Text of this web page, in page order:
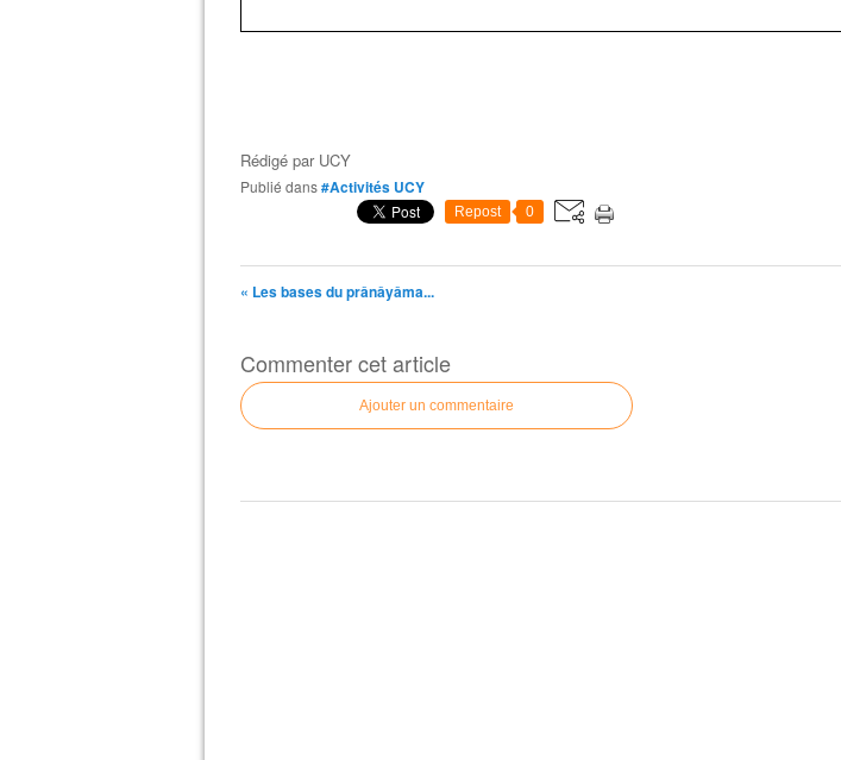
Rédigé par UCY
Publié dans#Activités UCY
Repost 0
« Les bases du prânâyâma...
Commenter cet article
Ajouter un commentaire